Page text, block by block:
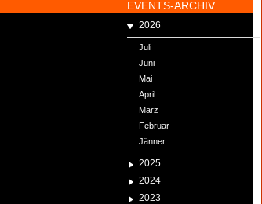
EVENTS-ARCHIV
2026
Juli
Juni
Mai
April
März
Februar
Jänner
2025
2024
2023